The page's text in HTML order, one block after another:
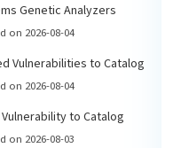
Genetic Analyzers
on 2026-08-04
Vulnerabilities to Catalog
on 2026-08-04
to Catalog
on 2026-08-03